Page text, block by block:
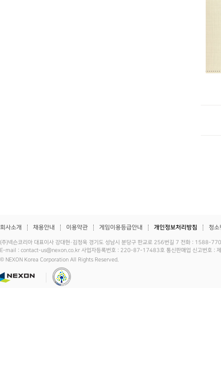
회사소개 채용안내 이용약관 게임이용등급안내 개인정보처리방침 청소
(주)넥슨코리아 대표이사 강대현·김정욱 경기도 성남시 분당구 판교로 256번길 7 전화 :
E-mail : contact-us@nexon.co.kr 사업자등록번호 : 220-87-17483호 통신판매업 신고번호 :
© NEXON Korea Corporation All Rights Reserved.